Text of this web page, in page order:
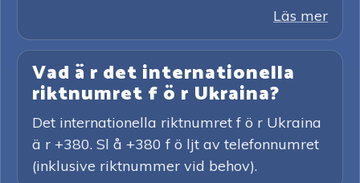
Läs mer
Vad ä r det internationella
riktnumret f ö r Ukraina?
Det internationella riktnumret f ö r Ukraina
ä r +380. Sl å +380 f ö ljt av telefonnumret
(inklusive riktnummer vid behov).